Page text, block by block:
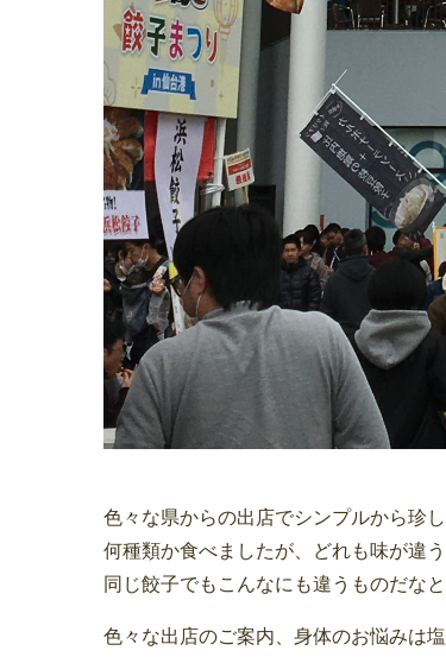
色々な県からの出店でシンプルから珍
何種類か食べましたが、どれも味が違う
同じ餃子でもこんなにも違うものだな
色々な出店のご案内、身体のお悩みは